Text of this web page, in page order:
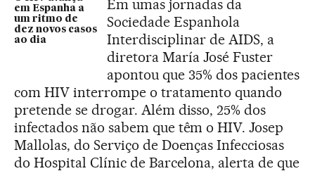
em Espanha a
um ritmo de
dez novos casos
ao dia
Em umas jornadas da
Sociedade Espanhola
Interdisciplinar de AIDS, a
diretora María José Fuster
apontou que 35% dos pacientes
com HIV interrompe o tratamento quando
pretende se drogar. Além disso, 25% dos
infectados não sabem que têm o HIV. Josep
Mallolas, do Serviço de Doenças Infecciosas
do Hospital Clínic de Barcelona, alerta de que